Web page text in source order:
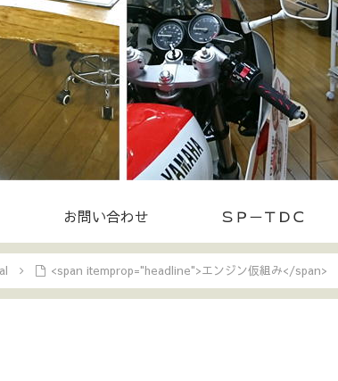
お問い合わせ ＳＰ－ＴＤＣ
<span itemprop="headline">エンジン仮組み</span>